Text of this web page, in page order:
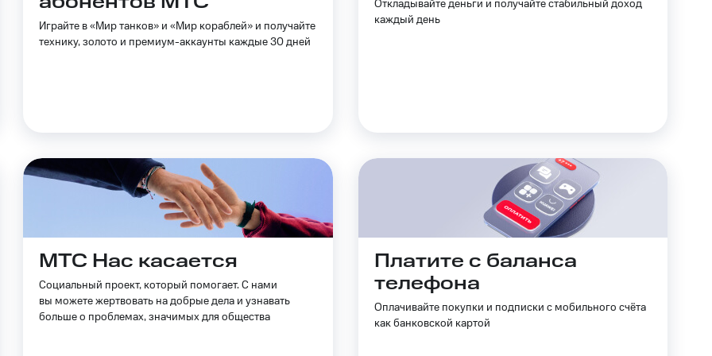
ГудокМой МТСВсе приложения
15%
МТС Настройки автоплатежаПополнить номер другого оператора
Оплата
карту Оплата по QR-коду за границей
часы и трекеры Умный домПланшеты Акции и скидкиВсе товары
15%
при оплате с карты МТС Деньги
Играйте в «Мир танков» и «Мир кораблей» и получайте
технику, золото и премиум-аккаунты каждые 30 дней
Откладывайте деньги и получайте стабильный доход
каждый день
МТС Нас касается
Социальный проект, который помогает. С нами
вы можете жертвовать на добрые дела и узнавать
больше о проблемах, значимых для общества
Платите с баланса
телефона
Оплачивайте покупки и подписки с мобильного счёта
как банковской картой